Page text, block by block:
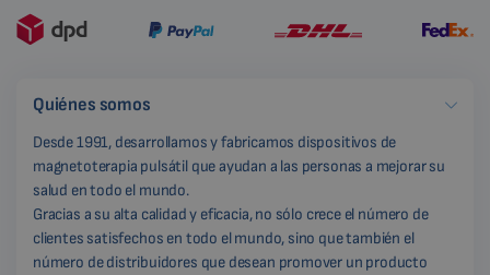
Quiénes somos
Desde 1991, desarrollamos y fabricamos dispositivos de
magnetoterapia pulsátil que ayudan a las personas a mejorar su
salud en todo el mundo.
Gracias a su alta calidad y eficacia, no sólo crece el número de
clientes satisfechos en todo el mundo, sino que también el
número de distribuidores que desean promover un producto